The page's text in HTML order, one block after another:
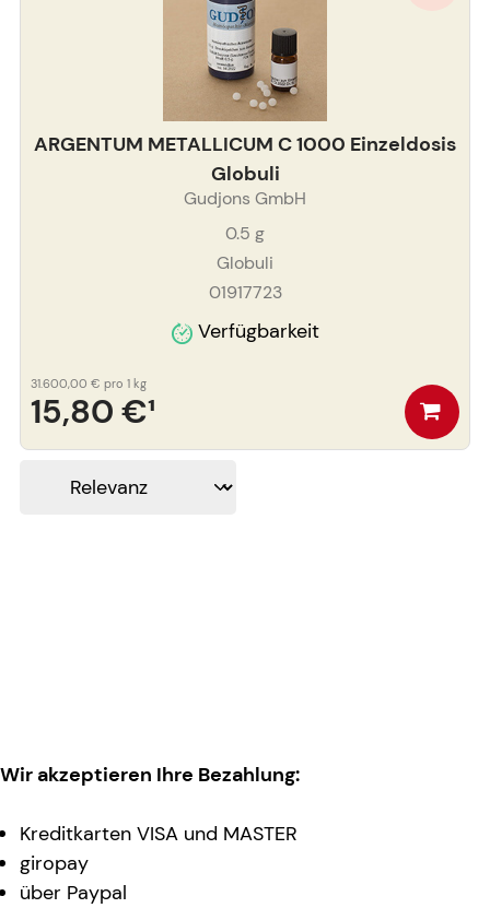
ARGENTUM METALLICUM C 1000 Einzeldosis
Globuli
Gudjons GmbH
0.5 g
Globuli
01917723
Verfügbarkeit
15,80 €¹
31.600,00 € pro 1 kg
Wir akzeptieren Ihre Bezahlung:
Kreditkarten VISA und MASTER
giropay
über Paypal